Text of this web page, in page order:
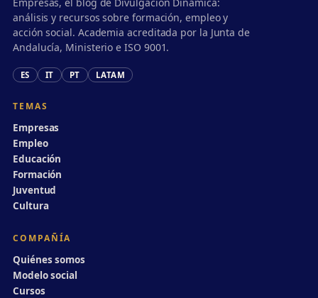
Empresas, el blog de Divulgación Dinámica:
análisis y recursos sobre formación, empleo y
acción social. Academia acreditada por la Junta de
Andalucía, Ministerio e ISO 9001.
ES IT PT LATAM
TEMAS
Empresas
Empleo
Educación
Formación
Juventud
Cultura
COMPAÑÍA
Quiénes somos
Modelo social
Cursos